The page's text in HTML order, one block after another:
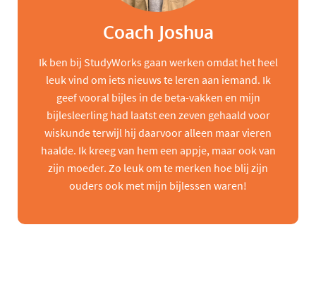
Coach Joshua
Ik ben bij StudyWorks gaan werken omdat het heel
leuk vind om iets nieuws te leren aan iemand. Ik
geef vooral bijles in de beta-vakken en mijn
bijlesleerling had laatst een zeven gehaald voor
wiskunde terwijl hij daarvoor alleen maar vieren
haalde. Ik kreeg van hem een appje, maar ook van
zijn moeder. Zo leuk om te merken hoe blij zijn
ouders ook met mijn bijlessen waren!